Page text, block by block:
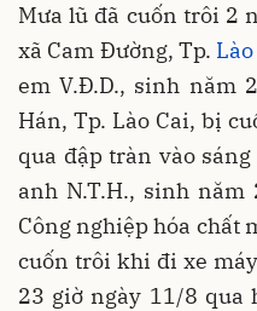
Mưa lũ đã cuốn trôi 2
xã Cam Đường, Tp.
em V.Đ.D., sinh năm
Hán, Tp. Lào Cai, bị
qua đập tràn vào
anh N.T.H., sinh năm
Công nghiệp hóa chất
cuốn trôi khi đi xe
23 giờ ngày 11/8 qua